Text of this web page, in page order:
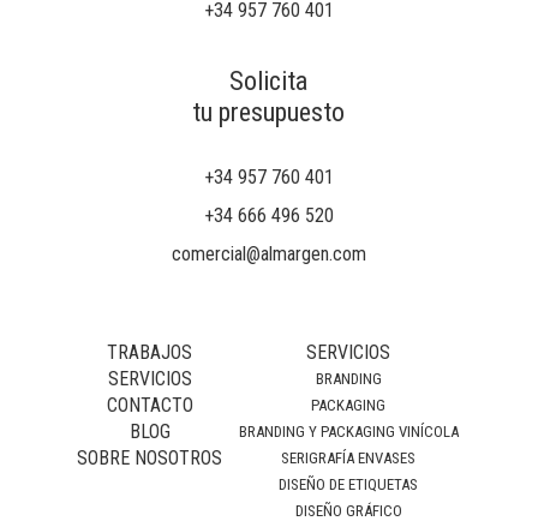
+34 957 760 401
Solicita
tu presupuesto
+34 957 760 401
+34 666 496 520
comercial@almargen.com
TRABAJOS
SERVICIOS
CONTACTO
BLOG
SOBRE NOSOTROS
SERVICIOS
BRANDING
PACKAGING
BRANDING Y PACKAGING VINÍCOLA
SERIGRAFÍA ENVASES
DISEÑO DE ETIQUETAS
DISEÑO GRÁFICO